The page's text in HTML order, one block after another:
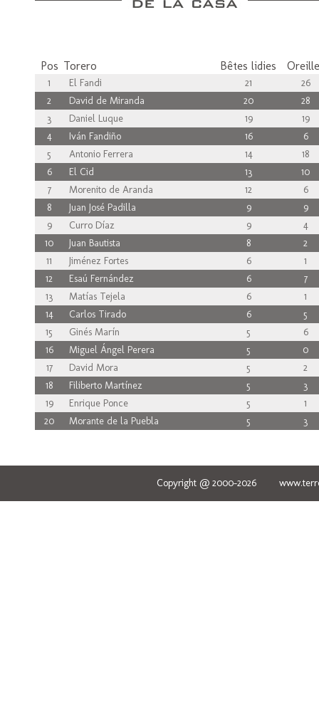
Pos Torero Bêtes lidies
1 El Fandi 21
26
2
David de Miranda 20
28
3
Daniel Luque 19
19
4
Iván Fandiño 16
6
5
Antonio Ferrera 14
18
6
El Cid 13
10
7
Morenito de Aranda 12
6
8
Juan José Padilla 9
9
9
Curro Díaz 9
4
10
Juan Bautista 8
2
11
Jiménez Fortes 6
1
12
Esaú Fernández 6
7
13
Matías Tejela 6
1
14
Carlos Tirado 6
5
15
Ginés Marín 5
6
16
Miguel Ángel Perera 5
0
17
David Mora 5
2
18
Filiberto Martínez 5
3
19
Enrique Ponce 5
1
20
Morante de la Puebla 5 3
Copyright @ 2000-2026